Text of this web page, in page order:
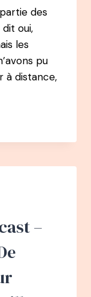
des
oui,
les
pu
à distance,
–